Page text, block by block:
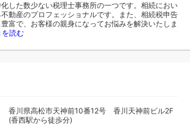
した数少ない税理士事務所の一つです。相続におい
動産のプロフェッショナルです。また、相続税申告
富で、お客様の親身になってお悩みを解決いたしま
を読む
香川県高松市天神前10番12号 香川天神前ビル2F
(香西駅から徒歩分)